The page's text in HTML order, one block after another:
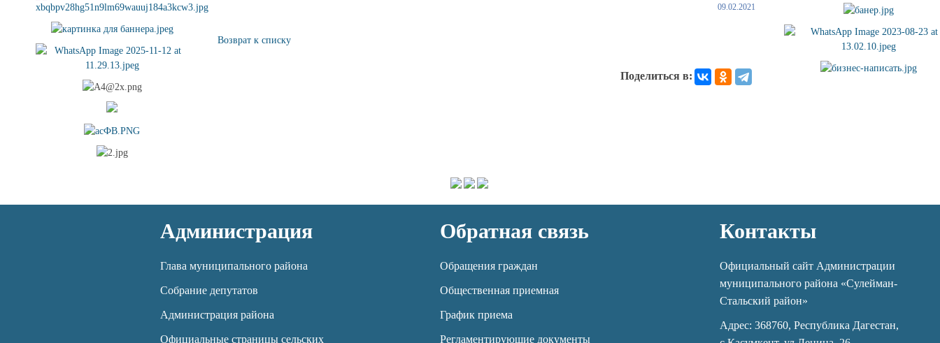
09.02.2021
Возврат к списку
Поделиться в:
Администрация
Глава муниципального района
Собрание депутатов
Администрация района
Официальные страницы сельских
Обратная связь
Обращения граждан
Общественная приемная
График приема
Регламентирующие документы
Контакты
Официальный сайт Администрации
муниципального района «Сулейман-
Стальский район»
Адрес: 368760, Республика Дагестан,